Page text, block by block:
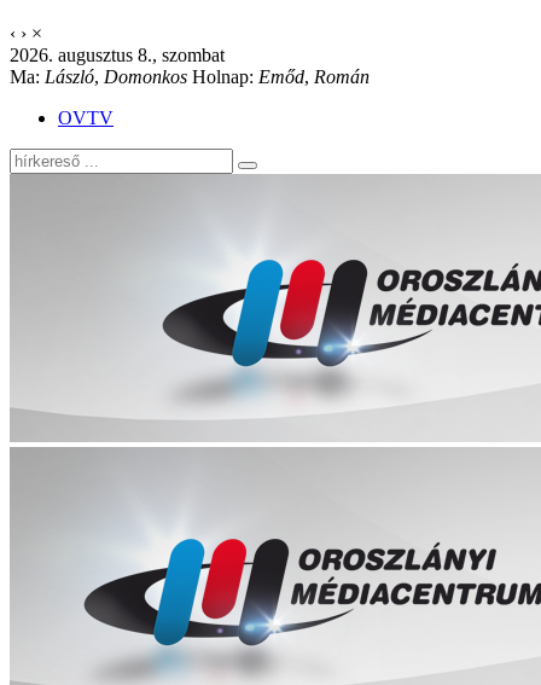
‹ › ×
2026. augusztus 8., szombat
Ma: László, Domonkos Holnap: Emőd, Román
OVTV